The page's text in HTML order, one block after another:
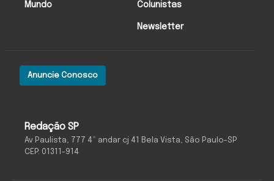
Redação SP
Av Paulista, 777 4º andar cj 41 Bela Vista, São Paulo-SP
CEP: 01311-914
Anuncie Conosco
Mundo Colunistas
Newsletter